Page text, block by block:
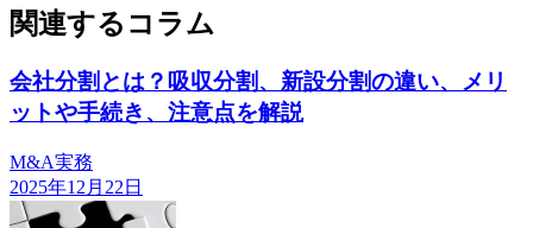
関連するコラム
会社分割とは？吸収分割、新設分割の違い、メリ
ットや手続き、注意点を解説
M&A実務
2025年12月22日